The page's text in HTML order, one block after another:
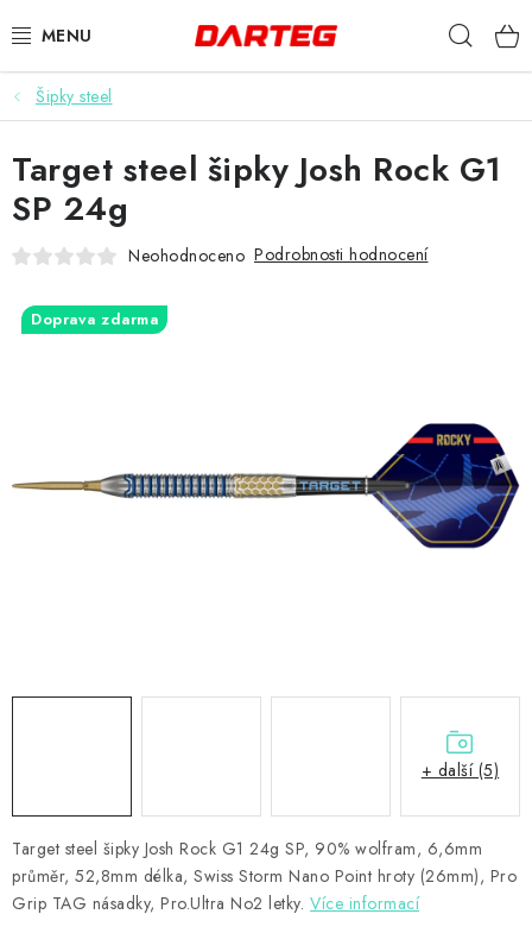
na
ŠIPKY
TERČE
DOPLŇKY K TERČI
POUZDRA
Kontakty Hodnocení obchodu
Šipky steel
Target steel šipky Josh Rock G1 24g SP, 90% wolfram, 6,6mm
průměr, 52,8mm délka, Swiss Storm Nano Point hroty (26mm), Pro
Grip TAG násadky, Pro.Ultra No2 letky. Více informací
Target steel šipky Josh Rock G1
SP 24g
Neohodnoceno Podrobnosti hodnocení
Doprava zdarma
+ další (5)